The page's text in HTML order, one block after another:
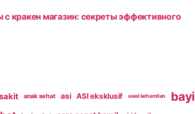
кракен магазин: секреты эффективного
anak sehat asi ASI eksklusif awal kehamilan bayi